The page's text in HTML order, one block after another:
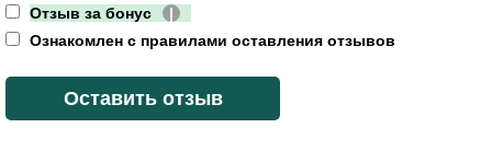
Отзыв за бонус
|
Ознакомлен с правилами оставления отзывов